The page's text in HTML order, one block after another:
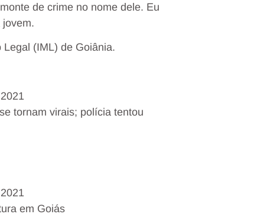
de crime no nome dele. Eu
jovem.
(IML) de Goiânia.
tornam virais; polícia tentou
em Goiás